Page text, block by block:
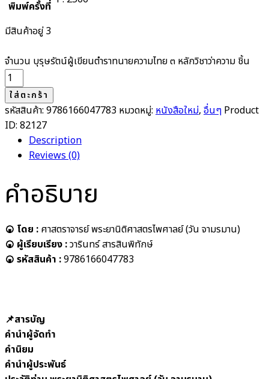
พิมพ์ครั้งที่
มีสินค้าอยู่ 3
จำนวน บุรุษรัตน์ผู้เขียนตำราทนายความไทย ๓ หลักวิชาว่าความ ชิ้น
ใส่ตะกร้า
รหัสสินค้า: 9786166047783 หมวดหมู่: หนังสือใหม่, อื่นๆ Product
ID: 82127
Description
Reviews (0)
คำอธิบาย
🍘 โดย : ศาสตราจารย์ พระยานิติศาสตรไพศาลย์ (วัน จามรมาน)
🍘 ผู้เรียบเรียง :วารินทร์ สารสินพิทักษ์
🍘 รหัสสินค้า :9786166047783
📌สารบัญ
คำนำผู้จัดทำ
คำนิยม
คำนำผู้ประพันธ์